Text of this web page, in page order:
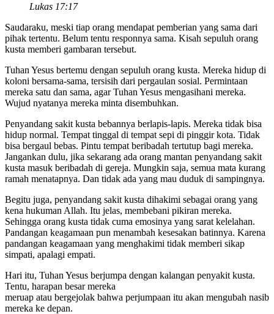
Lukas 17:17
Saudaraku, meski tiap orang mendapat pemberian yang sama dari
pihak tertentu. Belum tentu responnya sama. Kisah sepuluh orang
kusta memberi gambaran tersebut.
Tuhan Yesus bertemu dengan sepuluh orang kusta. Mereka hidup di
koloni bersama-sama, tersisih dari pergaulan sosial. Permintaan
mereka satu dan sama, agar Tuhan Yesus mengasihani mereka.
Wujud nyatanya mereka minta disembuhkan.
Penyandang sakit kusta bebannya berlapis-lapis. Mereka tidak bisa
hidup normal. Tempat tinggal di tempat sepi di pinggir kota. Tidak
bisa bergaul bebas. Pintu tempat beribadah tertutup bagi mereka.
Jangankan dulu, jika sekarang ada orang mantan penyandang sakit
kusta masuk beribadah di gereja. Mungkin saja, semua mata kurang
ramah menatapnya. Dan tidak ada yang mau duduk di sampingnya.
Begitu juga, penyandang sakit kusta dihakimi sebagai orang yang
kena hukuman Allah. Itu jelas, membebani pikiran mereka.
Sehingga orang kusta tidak cuma emosinya yang sarat kelelahan.
Pandangan keagamaan pun menambah kesesakan batinnya. Karena
pandangan keagamaan yang menghakimi tidak memberi sikap
simpati, apalagi empati.
Hari itu, Tuhan Yesus berjumpa dengan kalangan penyakit kusta.
Tentu, harapan besar mereka
meruap atau bergejolak bahwa perjumpaan itu akan mengubah nasib
mereka ke depan.